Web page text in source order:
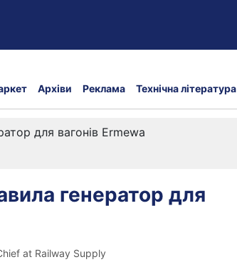
Архіви Реклама Технічна література
для вагонів Ermewa
генератор для
at Railway Supply